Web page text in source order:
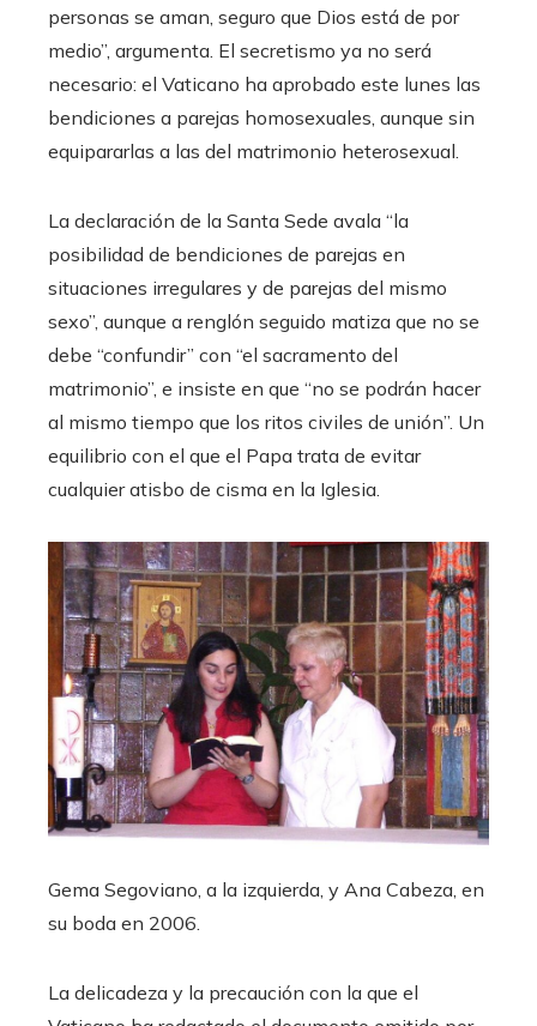
personas se aman, seguro que Dios está de por
medio”, argumenta. El secretismo ya no será
necesario: el Vaticano ha aprobado este lunes las
bendiciones a parejas homosexuales, aunque sin
equipararlas a las del matrimonio heterosexual.
La declaración de la Santa Sede avala “la
posibilidad de bendiciones de parejas en
situaciones irregulares y de parejas del mismo
sexo”, aunque a renglón seguido matiza que no se
debe “confundir” con “el sacramento del
matrimonio”, e insiste en que “no se podrán hacer
al mismo tiempo que los ritos civiles de unión”. Un
equilibrio con el que el Papa trata de evitar
cualquier atisbo de cisma en la Iglesia.
Gema Segoviano, a la izquierda, y Ana Cabeza, en
su boda en 2006.
La delicadeza y la precaución con la que el